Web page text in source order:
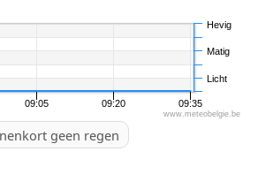
09:05 09:20 09:35
Licht
Matig
Hevig
www.meteobelgie.be
geen regen